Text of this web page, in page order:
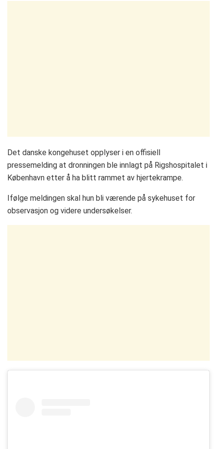
Det danske kongehuset opplyser i en offisiell
pressemelding at dronningen ble innlagt på Rigshospitalet i
København etter å ha blitt rammet av hjertekrampe.
Ifølge meldingen skal hun bli værende på sykehuset for
observasjon og videre undersøkelser.